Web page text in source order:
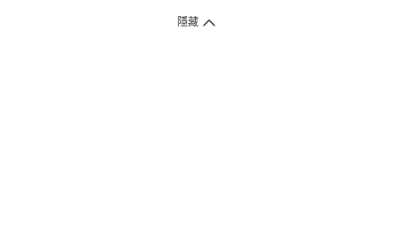
隱藏